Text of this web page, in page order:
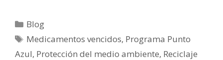
Blog
Medicamentos vencidos, Programa Punto
Azul, Protección del medio ambiente, Reciclaje